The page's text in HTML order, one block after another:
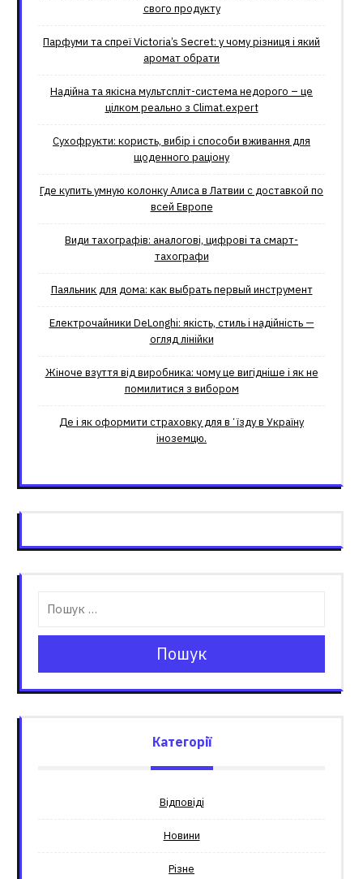
свого продукту
Парфуми та спреї Victoria’s Secret: у чому різниця і який
аромат обрати
Надійна та якісна мультспліт-система недорого – це
цілком реально з Climat.еxpert
Сухофрукти: користь, вибір і способи вживання для
щоденного раціону
Где купить умную колонку Алиса в Латвии с доставкой по
всей Европе
Види тахографів: аналогові, цифрові та смарт-
тахографи
Паяльник для дома: как выбрать первый инструмент
Електрочайники DeLonghi: якість, стиль і надійність —
огляд лінійки
Жіноче взуття від виробника: чому це вигідніше і як не
помилитися з вибором
Де і як оформити страховку для вʼїзду в Україну
іноземцю.
Пошук
Категорії
Відповіді
Новини
Різне